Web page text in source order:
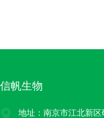
信帆生物
地址：南京市江北新区